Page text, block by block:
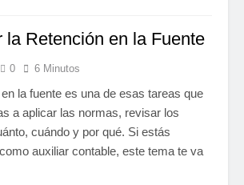
Retención en la Fuente
0 6 Minutos
la fuente es una de esas tareas que
a aplicar las normas, revisar los
cuándo y por qué. Si estás
auxiliar contable, este tema te va